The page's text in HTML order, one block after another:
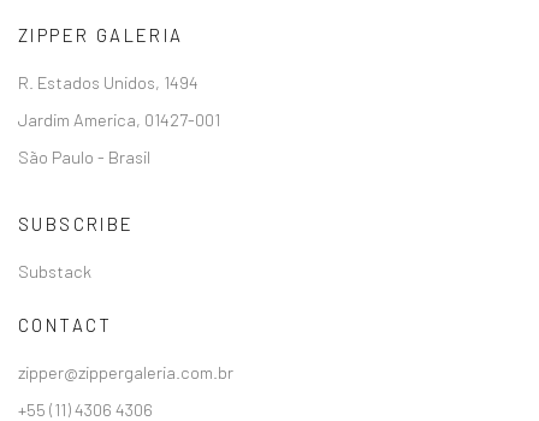
ZIPPER GALERIA
R. Estados Unidos, 1494
Jardim America, 01427-001
São Paulo - Brasil
SUBSCRIBE
Substack
CONTACT
zipper@zippergaleria.com.br
+55 (11) 4306 4306